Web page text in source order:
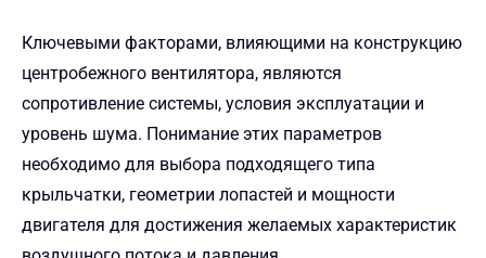
Ключевыми факторами, влияющими на конструкцию
центробежного вентилятора, являются
сопротивление системы, условия эксплуатации и
уровень шума. Понимание этих параметров
необходимо для выбора подходящего типа
крыльчатки, геометрии лопастей и мощности
двигателя для достижения желаемых характеристик